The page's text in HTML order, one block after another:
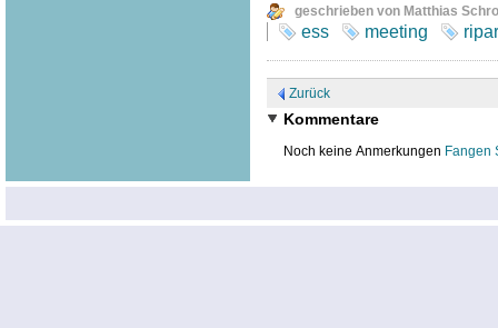
geschrieben von Matthias
ess meeting
Zurück
Kommentare
Noch keine Anmerkungen Fangen